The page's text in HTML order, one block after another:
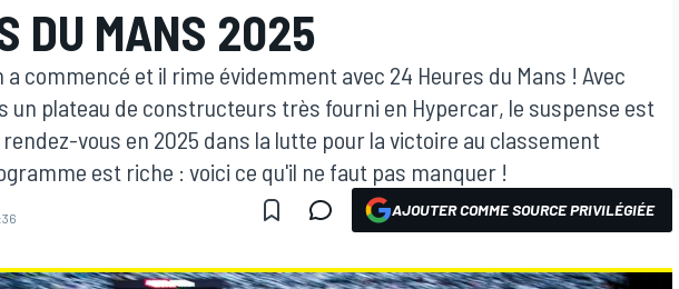
DU MANS 2025
a commencé et il rime évidemment avec 24 Heures du Mans ! Avec
un plateau de constructeurs très fourni en Hypercar, le suspense est
rendez-vous en 2025 dans la lutte pour la victoire au classement
est riche : voici ce qu'il ne faut pas manquer !
AJOUTER COMME SOURCE PRIVILÉGIÉE